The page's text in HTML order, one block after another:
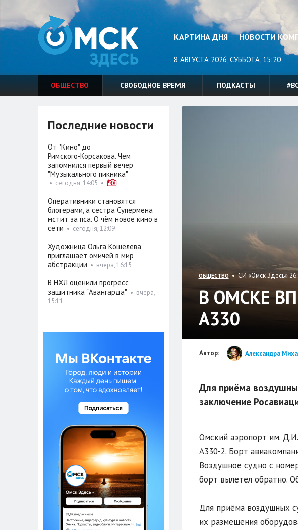
КАРТИНА ДНЯ НОВОСТИ
8 АВГУСТА 2026, СУББОТА, 15:20
ОБЩЕСТВО СВОБОДНОЕ ВРЕМЯ ПОДКАСТЫ
ОБЩЕСТВО • СИ «Омск Здесь»
В ОМСКЕ
A330
Автор: Александра
Для приёма
заключение
Омский аэропорт им.
A330-2. Борт
Воздушное судно с
борт вылетел обратно.
Для приёма воздушных
их размещения
Последние новости
От "Кино" до
Римского‑Корсакова. Чем
запомнился первый вечер
"Музыкального пикника"
• сегодня, 14:05 •
Оперативники становятся
блогерами, а сестра Супермена
мстит за пса. О чём новое кино в
сети • сегодня, 12:09
Художница Ольга Кошелева
приглашает омичей в мир
абстракции • вчера, 16:15
В НХЛ оценили прогресс
защитника "Авангарда" • вчера,
15:11